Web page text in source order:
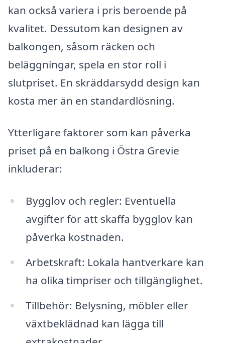
kan också variera i pris beroende på
kvalitet. Dessutom kan designen av
balkongen, såsom räcken och
beläggningar, spela en stor roll i
slutpriset. En skräddarsydd design kan
kosta mer än en standardlösning.
Ytterligare faktorer som kan påverka
priset på en balkong i Östra Grevie
inkluderar:
Bygglov och regler: Eventuella
avgifter för att skaffa bygglov kan
påverka kostnaden.
Arbetskraft: Lokala hantverkare kan
ha olika timpriser och tillgänglighet.
Tillbehör: Belysning, möbler eller
växtbeklädnad kan lägga till